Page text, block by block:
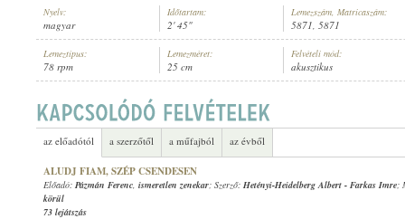
PÁZMÁN FERENC ,CSÓKA JÓZSI IFJ. CIGÁNYZENEKARA
Nyelv:
magyar
Időtartam:
2' 45"
Lemezszám, Matricaszám:
5871, 5871
Lemeztípus:
78 rpm
Lemezméret:
25 cm
Felvételi mód:
akusztikus
az előadótól a szerzőtől a műfajból az évből
ALUDJ FIAM, SZÉP CSENDESEN
Előadó: Pázmán Ferenc, ismeretlen zenekar; Szerző: Hetényi-Heidelberg Albert - Farkas Imre;
körül
73 lejátszás